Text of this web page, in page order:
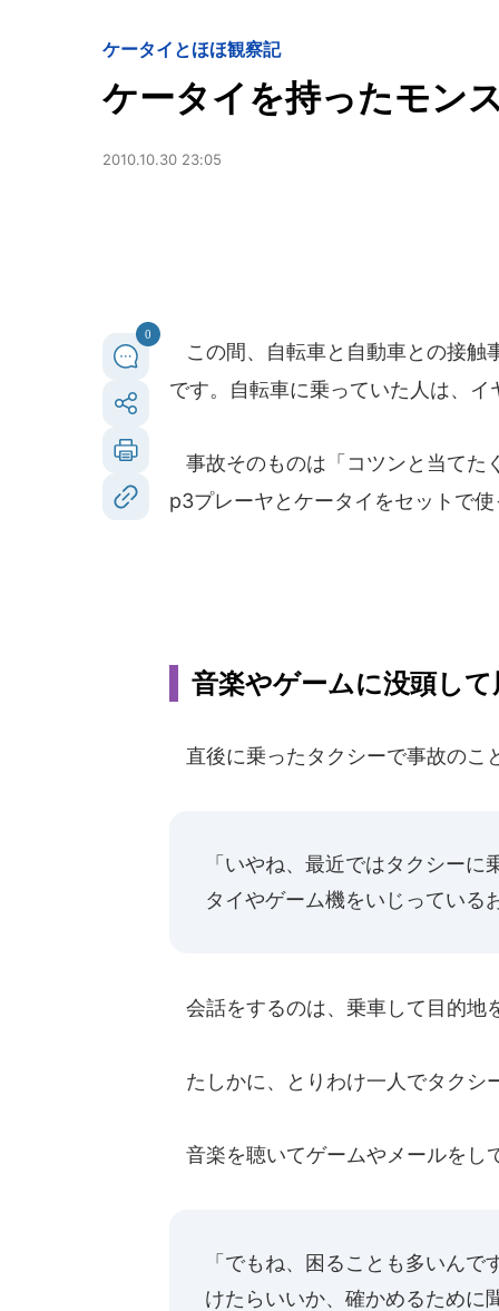
ケータイとほほ観察記
ケータイを持ったモン
2010.10.30 23:05
0
この間、自転車と自動車との接触
です。自転車に乗っていた人は、イ
事故そのものは「コツンと当てた
p3プレーヤとケータイをセットで使
音楽やゲームに没頭し
直後に乗ったタクシーで事故のこ
「いやね、最近ではタクシー
タイやゲーム機をいじっている
会話をするのは、乗車して目的地
たしかに、とりわけ一人でタクシ
音楽を聴いてゲームやメールをし
「でもね、困ることも多いん
けたらいいか、確かめるために